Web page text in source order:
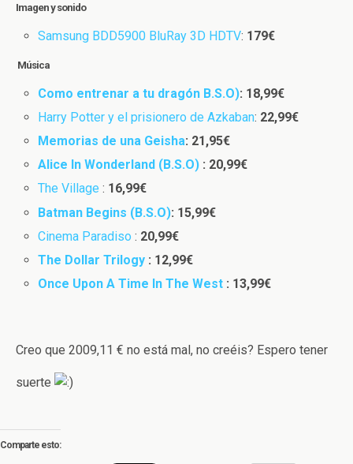
Imagen y sonido
Samsung BDD5900 BluRay 3D HDTV: 179€
Música
Como entrenar a tu dragón B.S.O): 18,99€
Harry Potter y el prisionero de Azkaban: 22,99€
Memorias de una Geisha: 21,95€
Alice In Wonderland (B.S.O) : 20,99€
The Village : 16,99€
Batman Begins (B.S.O): 15,99€
Cinema Paradiso : 20,99€
The Dollar Trilogy : 12,99€
Once Upon A Time In The West : 13,99€
Creo que 2009,11 € no está mal, no creéis? Espero tener
suerte
Comparte esto: